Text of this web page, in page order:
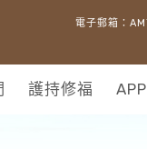
電子郵箱：
護持修福 APP